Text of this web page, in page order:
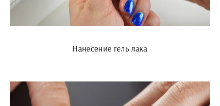
Нанесение гель лака